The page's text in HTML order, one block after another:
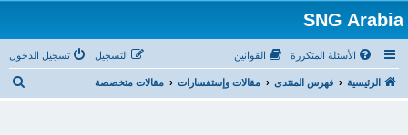
SNG Arabia
الأسئلة المتكررة القوانين تسجيل الدخول التسجيل
الرئيسية فهرس المنتدى مقالات وإستفسارات مقالات متخصصة
ب